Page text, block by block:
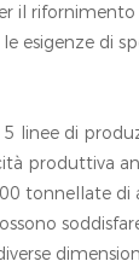
il
le esigenze di
5 linee di
produttiva
tonnellate di